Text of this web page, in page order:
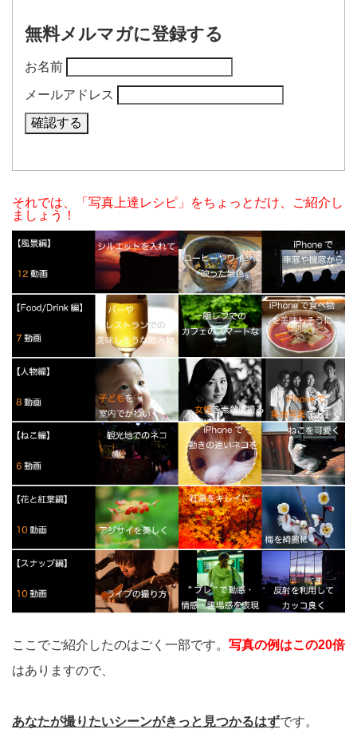
無料メルマガに登録する
お名前
メールアドレス
それでは、「写真上達レシピ」をちょっとだけ、ご紹介し
ましょう！
ここでご紹介したのはごく一部です。 写真の例はこの20倍
はありますので、
あなたが撮りたいシーンがきっと見つかるはずです。